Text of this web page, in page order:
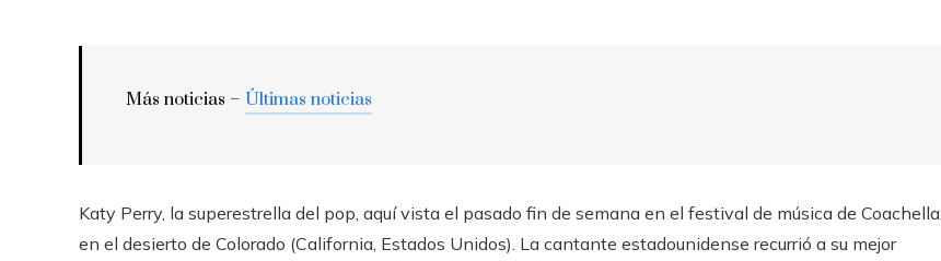
Más noticias – Últimas noticias
Katy Perry, la superestrella del pop, aquí vista el pasado fin de semana en el festival de música de Coachella,
en el desierto de Colorado (California, Estados Unidos). La cantante estadounidense recurrió a su mejor